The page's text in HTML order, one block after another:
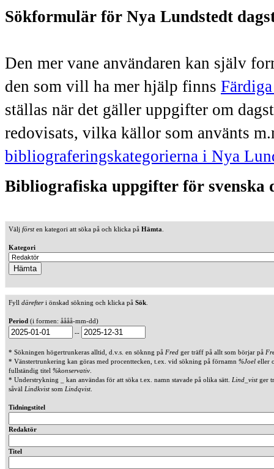
Sökformulär för Nya Lundstedt
Den mer vane användaren kan själv
den som vill ha mer hjälp finns
ställas när det gäller uppgifter om
redovisats, vilka källor som använts
bibliograferingskategorierna i Nya
Bibliografiska uppgifter för svenska
Välj försten kategori att söka på och klicka på Hämta
Kategori
Fyll därefteri önskad sökning och klicka på Sök
Period (i formen: åååå-mm-dd)
--
* Sökningen högertrunkeras alltid, d.v.s. en söknng på Fred ger träff på allt som börjar på
* Vänstertrunkering kan göras med procenttecken, t.ex. vid sökning på förnamn %Joel eller
fullständig titel %konservativ
* Understrykning _ kan användas för att söka t.ex. namn stavade på olika sätt. Lind_vistger
såväl Lindkvistsom Lindqvist.
Tidningstitel
Redaktör
Titel